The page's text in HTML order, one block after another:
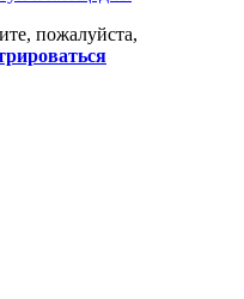
пожалуйста,